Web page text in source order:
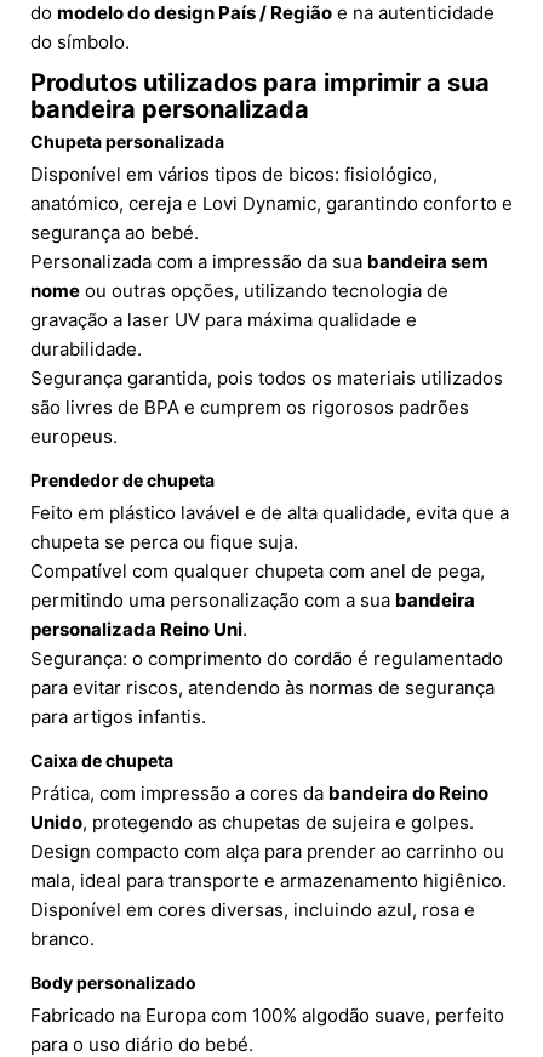
do modelo do design País / Região e na autenticidade
do símbolo.
Produtos utilizados para imprimir a sua
bandeira personalizada
Chupeta personalizada
Disponível em vários tipos de bicos: fisiológico,
anatómico, cereja e Lovi Dynamic, garantindo conforto e
segurança ao bebé.
Personalizada com a impressão da sua bandeira sem
nome ou outras opções, utilizando tecnologia de
gravação a laser UV para máxima qualidade e
durabilidade.
Segurança garantida, pois todos os materiais utilizados
são livres de BPA e cumprem os rigorosos padrões
europeus.
Prendedor de chupeta
Feito em plástico lavável e de alta qualidade, evita que a
chupeta se perca ou fique suja.
Compatível com qualquer chupeta com anel de pega,
permitindo uma personalização com a sua bandeira
personalizada Reino Uni.
Segurança: o comprimento do cordão é regulamentado
para evitar riscos, atendendo às normas de segurança
para artigos infantis.
Caixa de chupeta
Prática, com impressão a cores da bandeira do Reino
Unido, protegendo as chupetas de sujeira e golpes.
Design compacto com alça para prender ao carrinho ou
mala, ideal para transporte e armazenamento higiênico.
Disponível em cores diversas, incluindo azul, rosa e
branco.
Body personalizado
Fabricado na Europa com 100% algodão suave, perfeito
para o uso diário do bebé.